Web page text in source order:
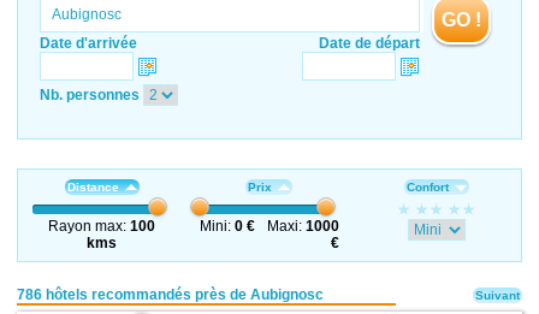
Date d'arrivée Date de départ
GO !
Nb. personnes
Distance
Rayon max:100
kms
Prix
Mini: 0 € Maxi:1000
€
Confort
786 hôtels recommandés près de Aubignosc
Suivant